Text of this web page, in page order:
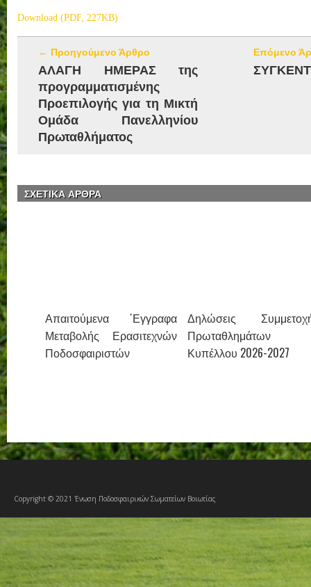
Download (PDF, 227KB)
← Προηγούμενο Άρθρο
ΑΛΑΓΗ ΗΜΕΡΑΣ της
προγραμματισμένης
Προεπιλογής για τη Μικτή
Ομάδα Πανελληνίου
Πρωταθλήματος
Επόμενο
ΣΧΕΤΙΚΑ ΑΡΘΡΑ
Απαιτούμενα ΄Εγγραφα
Μεταβολής Ερασιτεχνών
Ποδοσφαιριστών
Δηλώσεις
Πρωταθλημάτων
Κυπέλλου 2026-2027
Copyright © 2021 Ένωση Ποδοσφαιρικών Σωματείων Βοιωτίας